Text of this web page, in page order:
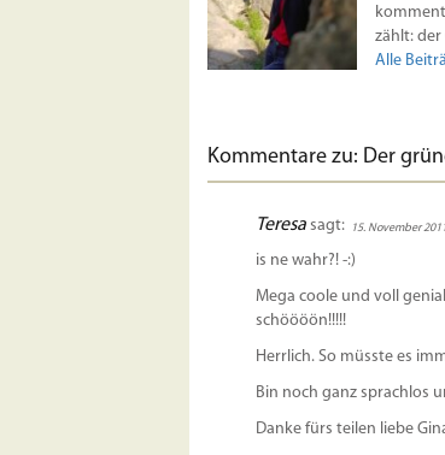
zählt: der
Alle
Kommentare zu: Der
Teresa sagt: 15. November
is ne wahr?! -:)
Mega coole und voll
schöööön!!!!!
Herrlich. So müsste es
Bin noch ganz sprachlos
Danke fürs teilen liebe